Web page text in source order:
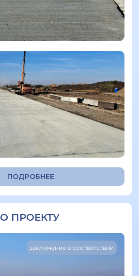
еще
ПОДРОБНЕЕ
ПРОЕКТУ
заключение о соответствии